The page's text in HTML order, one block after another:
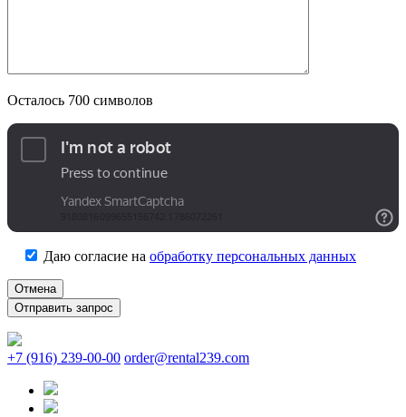
Осталось 700 символов
Даю согласие на обработку персональных данных
Отмена
+7 (916) 239-00-00 order@rental239.com